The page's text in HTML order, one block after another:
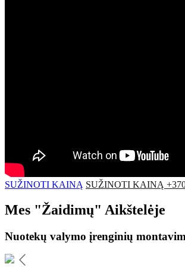
SUŽINOTI KAINĄ SUŽINOTI KAINĄ
Mes "Žaidimų" Aikštelėje
Nuotekų valymo įrenginių